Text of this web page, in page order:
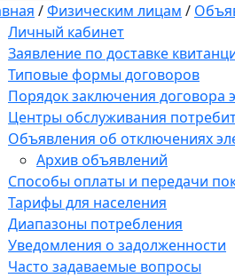
/Физическим лицам /
Личный кабинет
Заявление по доставке
Типовые формы договоров
Порядок заключения договора
Центры обслуживания
Объявления об отключениях
Архив объявлений
Способы оплаты и передачи
Тарифы для населения
Диапазоны потребления
Уведомления о задолженности
Часто задаваемые вопросы